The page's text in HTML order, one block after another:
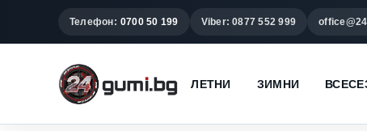
Телефон: 0700 50 199 Viber: 0877 552 999
ЛЕТНИ ЗИМНИ